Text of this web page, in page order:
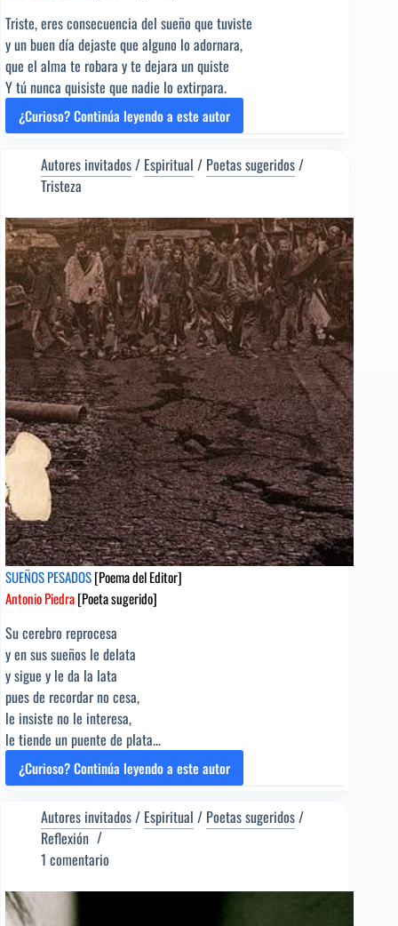
Triste, eres consecuencia del sueño que tuviste
y un buen día dejaste que alguno lo adornara,
que el alma te robara y te dejara un quiste
Y tú nunca quisiste que nadie lo extirpara.
¿Curioso? Continúa leyendo a este autor
A
MUERTE
DE
SOLDADO
[Poema
del
Editor]
Manuel
Benavente
[Poeta
sugerido]
Autores invitados/ Espiritual / Poetas sugeridos/
Tristeza
SUEÑOS PESADOS[Poema del Editor]
Antonio Piedra[Poeta sugerido]
Su cerebro reprocesa
y en sus sueños le delata
y sigue y le da la lata
pues de recordar no cesa,
le insiste no le interesa,
le tiende un puente de plata...
¿Curioso? Continúa leyendo a este autor
SUEÑOS
[Poema
del
Piedra
Autores invitados/ Espiritual / Poetas sugeridos/
Reflexión
1 comentario